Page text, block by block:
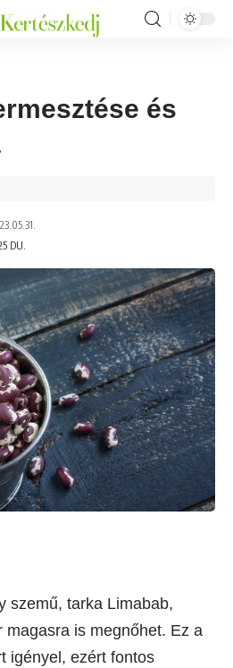
és
DU.
szemű, tarka Limabab,
magasra is megnőhet. Ez a
igényel, ezért fontos